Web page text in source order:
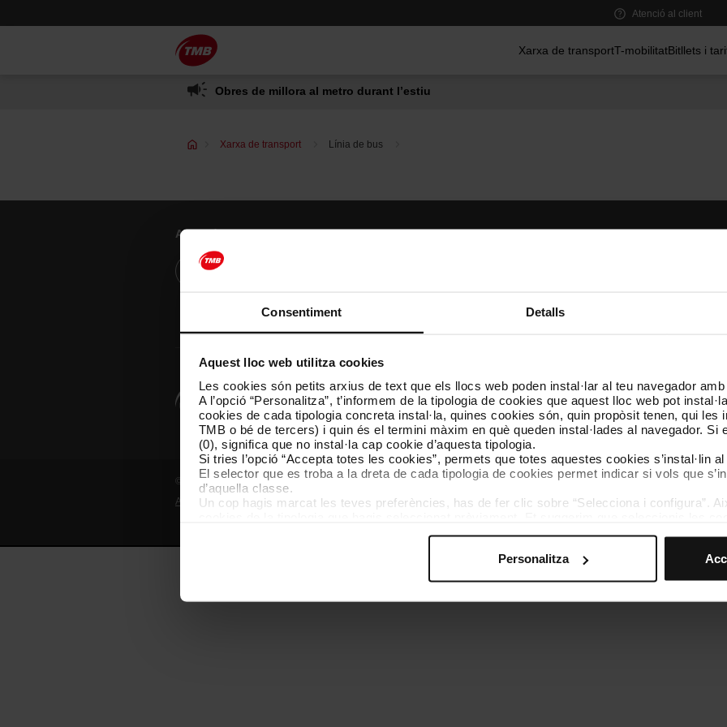
Consentiment Detalls
Aquest lloc web utilitza cookies
Les cookies són petits arxius de text que els llocs web poden instal·lar al teu navegador
A l’opció “Personalitza”, t’informem de la tipologia de cookies que aquest lloc web pot
cookies de cada tipologia concreta instal·la, quines cookies són, quin propòsit tenen, qui les
TMB o bé de tercers) i quin és el termini màxim en què queden instal·lades al navegador. Si
(0), significa que no instal·la cap cookie d’aquesta tipologia.
Si tries l’opció “Accepta totes les cookies”, permets que totes aquestes cookies s’instal·lin
El selector que es troba a la dreta de cada tipologia de cookies permet indicar si vols que
d’aquella classe.
Un cop hagis marcat les teves preferències, has de fer clic sobre “Selecciona i configura”.
perquè permeten recordar les teves opcions de navegació (com ara l’idioma) i milloren la
començar a navegar-hi. Només pots consultar la nostraPolítica de cookies
Personalitza
al
contingut
Atenció al client
Xarxa de transportT-mobilitatBitllets i
Obres de millora al metro durant l’estiu
Xarxa de transport Línia de bus
Atenció al client
Resol els teus dubtes
Segueix-nos
TMB
Coneix-nos Contacta
© Grup TMB - Tots els drets reservats
Avís legal
Política de privadesa Política de cookies Gestor de cookies Accessibilitat Mapa web